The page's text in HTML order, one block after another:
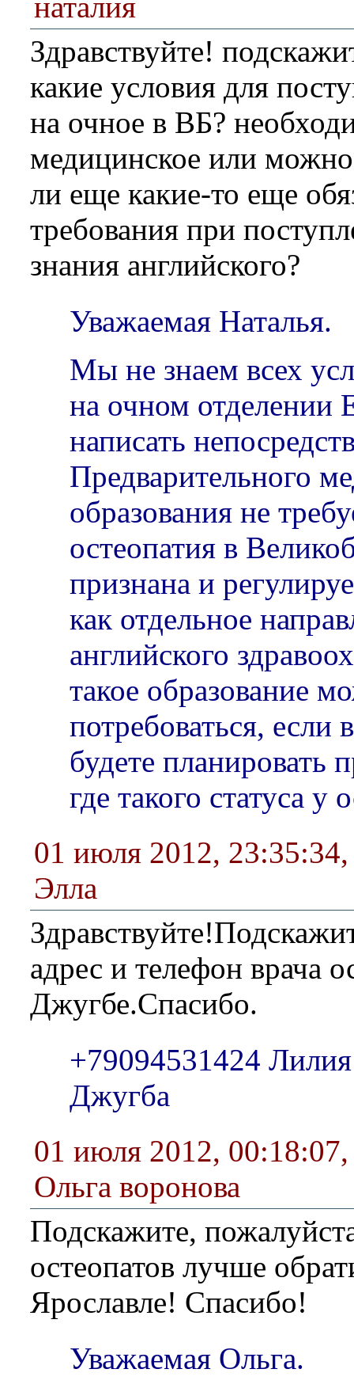
Здравствуйте!
какие условия для
на очное в ВБ?
медицинское или можно
ли еще какие-то еще
требования при
знания английского?
Уважаемая Наталья.
Мы не знаем всех
на очном
написать
Предварительного
образования не
остеопатия в
признана и
как отдельное
английского
такое образование
потребоваться,
будете планировать
где такого статуса у
01 июля 2012, 23:35:34
Элла
адрес и телефон врача
Джугбе.Спасибо.
+79094531424
Джугба
01 июля 2012, 00:18:07
Ольга воронова
Подскажите,
остеопатов лучше
Ярославле! Спасибо!
Уважаемая Ольга.